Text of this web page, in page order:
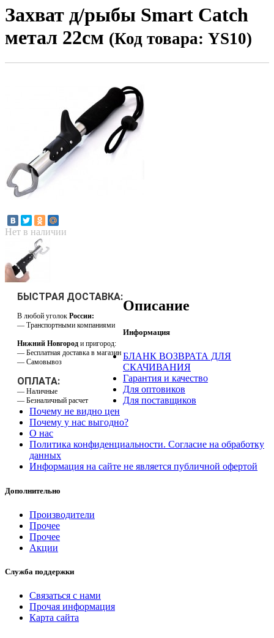
Захват д/рыбы Smart Catch
метал 22см (Код товара: YS10)
Нет в наличии
БЫСТРАЯ ДОСТАВКА:
В любой уголок России:
— Транспортными компаниями
Нижний Новгород и пригород:
— Бесплатная доставка в магазин
— Самовывоз
ОПЛАТА:
— Наличные
— Безналичный расчет
Описание
Информация
БЛАНК ВОЗВРАТА ДЛЯ
СКАЧИВАНИЯ
Гарантия и качество
Для оптовиков
Для поставщиков
Почему не видно цен
Почему у нас выгодно?
О нас
Политика конфиденциальности. Согласие на обработку
данных
Информация на сайте не является публичной офертой
Дополнительно
Производители
Прочее
Прочее
Акции
Служба поддержки
Связаться с нами
Прочая информация
Карта сайта